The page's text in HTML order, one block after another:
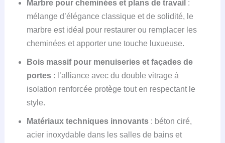
Marbre pour cheminées et plans de travail :
mélange d’élégance classique et de solidité, le
marbre est idéal pour restaurer ou remplacer les
cheminées et apporter une touche luxueuse.
Bois massif pour menuiseries et façades de
portes: l’alliance avec du double vitrage à
isolation renforcée protège tout en respectant le
style.
Matériaux techniques innovants: béton ciré,
acier inoxydable dans les salles de bains et